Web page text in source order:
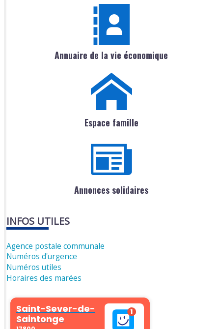
Annuaire de la vie économique
Espace famille
Annonces solidaires
INFOS UTILES
Agence postale communale
Numéros d'urgence
Numéros utiles
Horaires des marées